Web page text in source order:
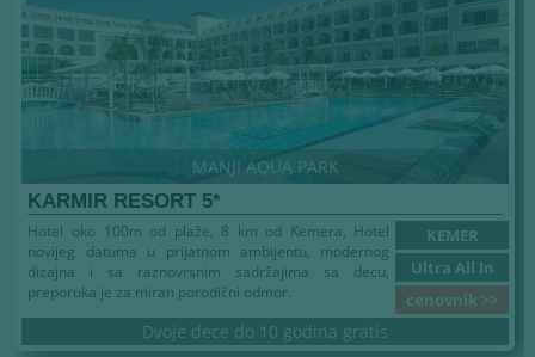
MANJI AQUA PARK
KARMIR RESORT 5*
KEMER
Ultra All In
cenovnik >>
Hotel oko 100m od plaže, 8 km od Kemera, Hotel
novijeg datuma u prijatnom ambijentu, modernog
dizajna i sa raznovrsnim sadržajima sa decu,
preporuka je za miran porodični odmor.
Dvoje dece do 10 godina gratis